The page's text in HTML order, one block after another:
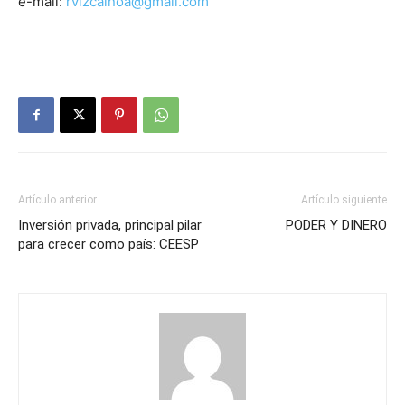
Artículo anterior
Inversión privada, principal pilar
para crecer como país: CEESP
Artículo siguiente
PODER Y DINERO